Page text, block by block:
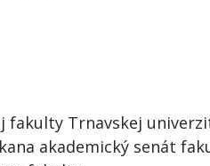
fakulty Trnavskej
akademický senát